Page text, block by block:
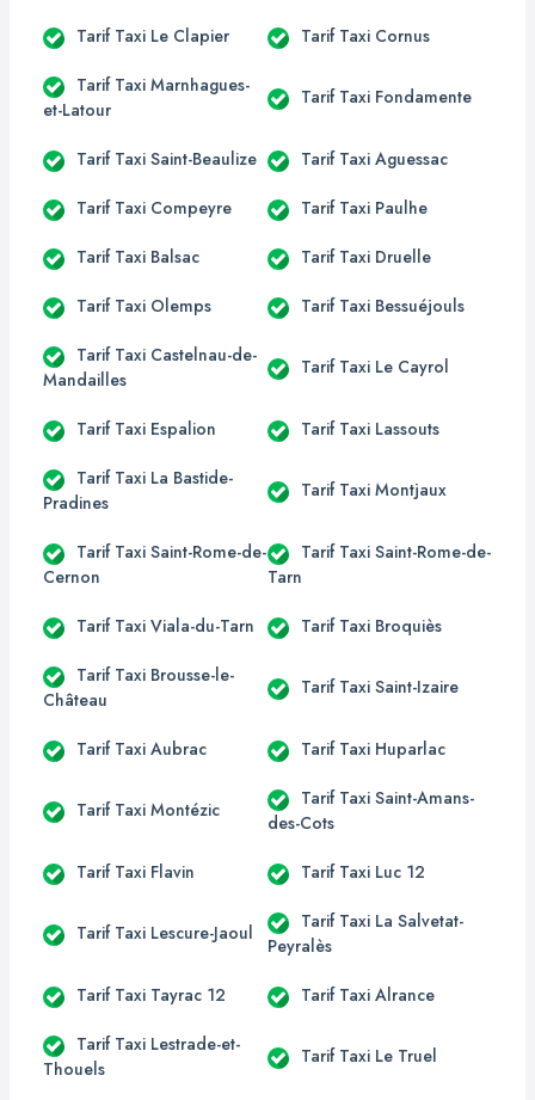
Tarif Taxi Le Clapier Tarif Taxi Cornus
Tarif Taxi Marnhagues-
et-Latour
Tarif Taxi Fondamente
Tarif Taxi Saint-Beaulize Tarif Taxi Aguessac
Tarif Taxi Compeyre Tarif Taxi Paulhe
Tarif Taxi Balsac Tarif Taxi Druelle
Tarif Taxi Olemps Tarif Taxi Bessuéjouls
Tarif Taxi Castelnau-de-
Mandailles
Tarif Taxi Le Cayrol
Tarif Taxi Espalion Tarif Taxi Lassouts
Tarif Taxi La Bastide-
Pradines
Tarif Taxi Montjaux
Tarif Taxi Saint-Rome-de-
Cernon
Tarif Taxi Saint-Rome-de-
Tarn
Tarif Taxi Viala-du-Tarn Tarif Taxi Broquiès
Tarif Taxi Brousse-le-
Château
Tarif Taxi Saint-Izaire
Tarif Taxi Aubrac Tarif Taxi Huparlac
Tarif Taxi Montézic
Tarif Taxi Saint-Amans-
des-Cots
Tarif Taxi Flavin Tarif Taxi Luc 12
Tarif Taxi Lescure-Jaoul
Tarif Taxi La Salvetat-
Peyralès
Tarif Taxi Tayrac 12 Tarif Taxi Alrance
Tarif Taxi Lestrade-et-
Thouels
Tarif Taxi Le Truel